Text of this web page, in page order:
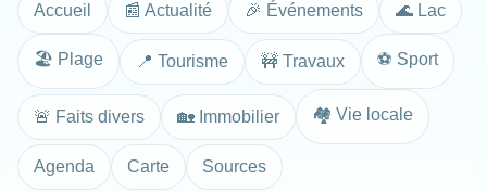
Accueil 📰 Actualité 🎉 Événements 🌊 Lac
🏖️ Plage 📍 Tourisme 🚧 Travaux ⚽ Sport
🚨 Faits divers 🏡 Immobilier 🏘️ Vie locale
Agenda Carte Sources